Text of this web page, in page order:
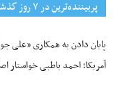
پربیننده‌ترین‌ در ۷ روز گذشته
پایان دادن به همکاری «علی
آمریکا؛ احمد باطبی خواستار